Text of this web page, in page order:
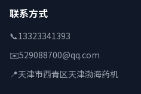
联系方式
📞13323341393
✉️529088700@qq.com
📍天津市西青区天津渤海药机